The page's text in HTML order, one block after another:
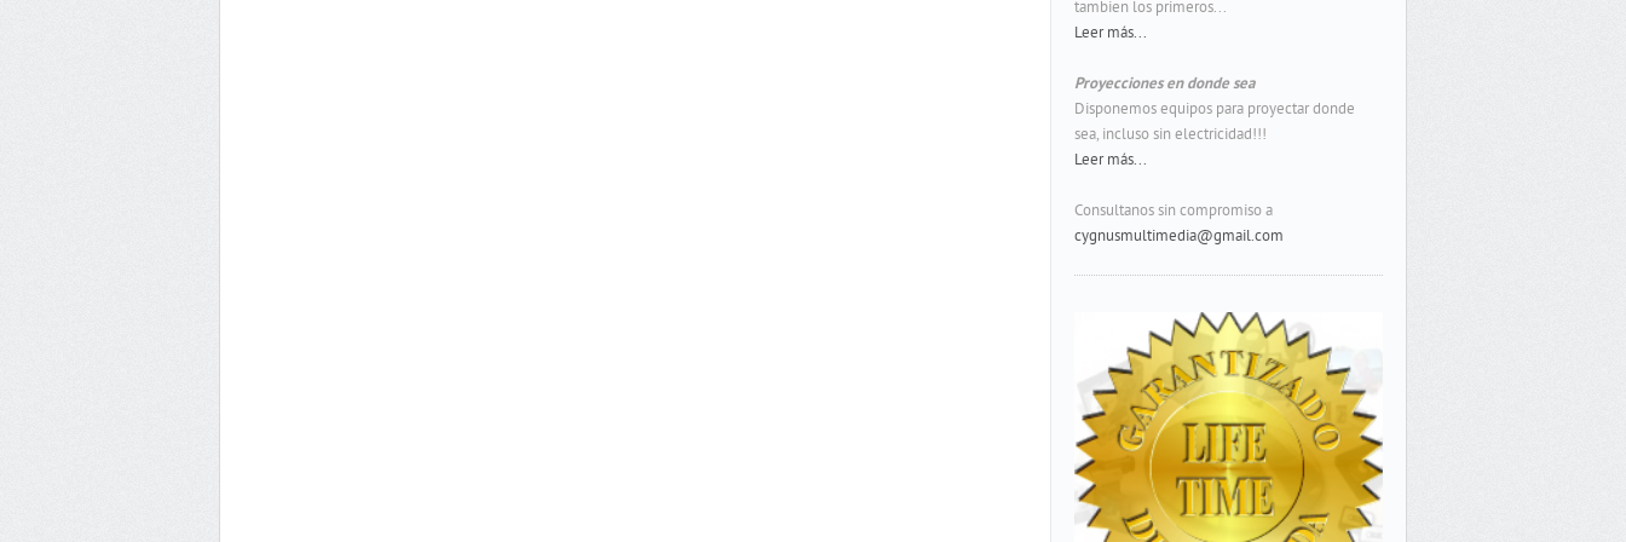
tambien los primeros...
Leer más...
Proyecciones en donde sea
Disponemos equipos para proyectar donde
sea, incluso sin electricidad!!!
Leer más...
Consultanos sin compromiso a
cygnusmultimedia@gmail.com